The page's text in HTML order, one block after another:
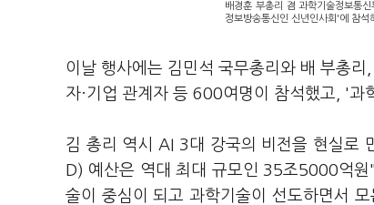
배경훈 부총리 겸 과학기술정보통
정보방송통신인 신년인사회'에 참
이날 행사에는 김민석 국무총리와 배 부총
자·기업 관계자 등 600여명이 참석했고, '과
김 총리 역시 AI 3대 강국의 비전을 현실로
D) 예산은 역대 최대 규모인 35조5000억원
술이 중심이 되고 과학기술이 선도하면서